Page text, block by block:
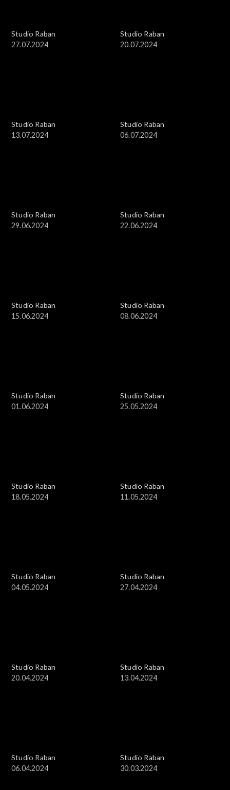
Studio Raban
27.07.2024
Studio Raban
20.07.2024
Studio Raban
13.07.2024
Studio Raban
06.07.2024
Studio Raban
29.06.2024
Studio Raban
22.06.2024
Studio Raban
15.06.2024
Studio Raban
08.06.2024
Studio Raban
01.06.2024
Studio Raban
25.05.2024
Studio Raban
18.05.2024
Studio Raban
11.05.2024
Studio Raban
04.05.2024
Studio Raban
27.04.2024
Studio Raban
20.04.2024
Studio Raban
13.04.2024
Studio Raban
06.04.2024
Studio Raban
30.03.2024